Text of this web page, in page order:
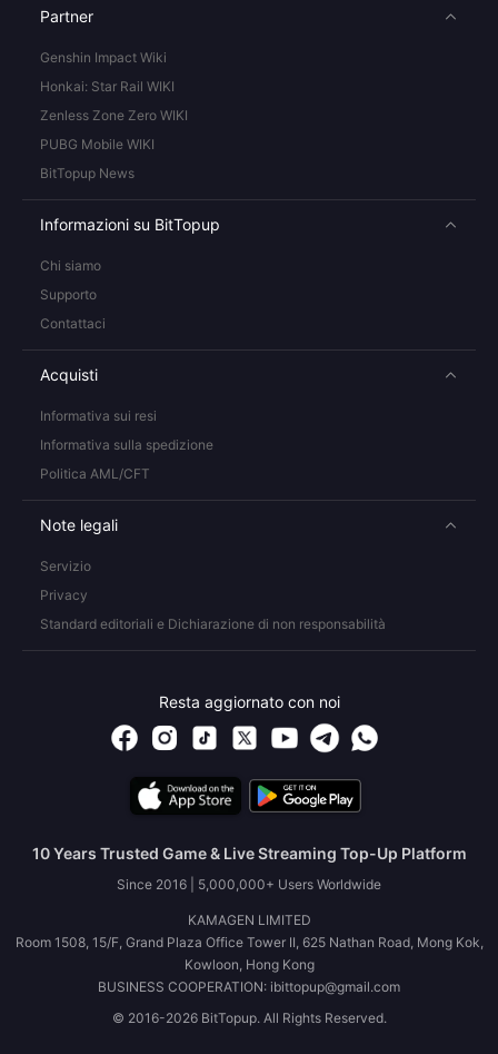
Partner
Genshin Impact Wiki
Honkai: Star Rail WIKI
Zenless Zone Zero WIKI
PUBG Mobile WIKI
BitTopup News
Informazioni su BitTopup
Chi siamo
Supporto
Contattaci
Acquisti
Informativa sui resi
Informativa sulla spedizione
Politica AML/CFT
Note legali
Servizio
Privacy
Standard editoriali e Dichiarazione di non responsabilità
Resta aggiornato con noi
10 Years Trusted Game & Live Streaming Top-Up Platform
Since 2016 | 5,000,000+ Users Worldwide
KAMAGEN LIMITED
Room 1508, 15/F, Grand Plaza Office Tower II, 625 Nathan Road, Mong Kok,
Kowloon, Hong Kong
BUSINESS COOPERATION: ibittopup@gmail.com
© 2016-2026 BitTopup. All Rights Reserved.